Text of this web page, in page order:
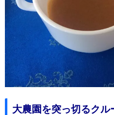
大農園を突っ切るクル